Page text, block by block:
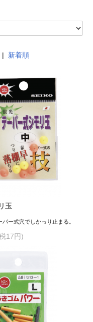
| 新着順
玉
ー式穴でしかっり止まる。
17円)